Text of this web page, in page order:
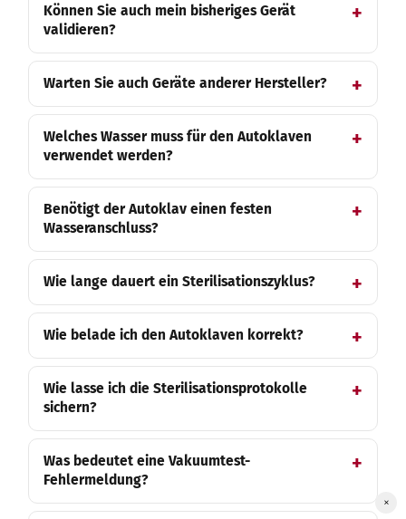
Können Sie auch mein bisheriges Gerät
validieren?
Warten Sie auch Geräte anderer Hersteller?
Welches Wasser muss für den Autoklaven
verwendet werden?
Benötigt der Autoklav einen festen
Wasseranschluss?
Wie lange dauert ein Sterilisationszyklus?
Wie belade ich den Autoklaven korrekt?
Wie lasse ich die Sterilisationsprotokolle
sichern?
Was bedeutet eine Vakuumtest-
Fehlermeldung?
×